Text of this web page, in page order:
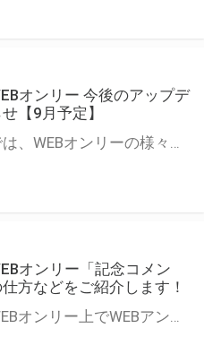
オンリー 今後のアップデ
【9月予定】
とらのあなでは、WEBオンリーの様々な支援を実施しています。 今回は2021年9月に実装を予定しているアップデート情報についてご紹介いたします。 とらのあなWEBオンリーサイトはこちら
オンリー「記念コメン
方などをご紹介します！
とらのあなWEBオンリー上でWEBアンソロジーが作成できる「記念コメント」について、その使い方や作成手順を解説します！ 支援タイプを「サークル参加型」「サークル参加型・マルシェ(イベント会場)機能付き」でお申し込みいただいている主催者様はぜひご活用ください♪ とらのあなWEBオンリーサイトはこちら